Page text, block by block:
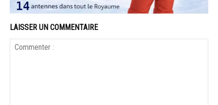
LAISSER UN COMMENTAIRE